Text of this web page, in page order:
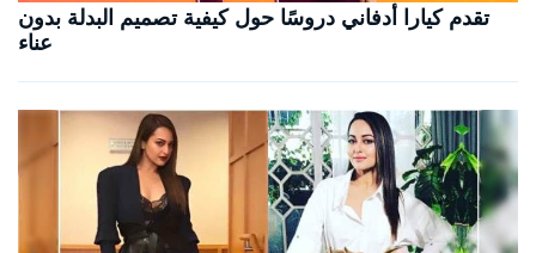
تقدم كيارا أدفاني دروسًا حول كيفية تصميم البدلة بدون
عناء